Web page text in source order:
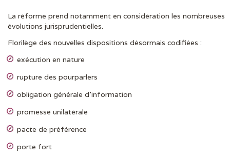
La réforme prend notamment en considération les nombreuses
évolutions jurisprudentielles.
Florilège des nouvelles dispositions désormais codifiées :
exécution en nature
rupture des pourparlers
obligation générale d’information
promesse unilatérale
pacte de préférence
porte fort